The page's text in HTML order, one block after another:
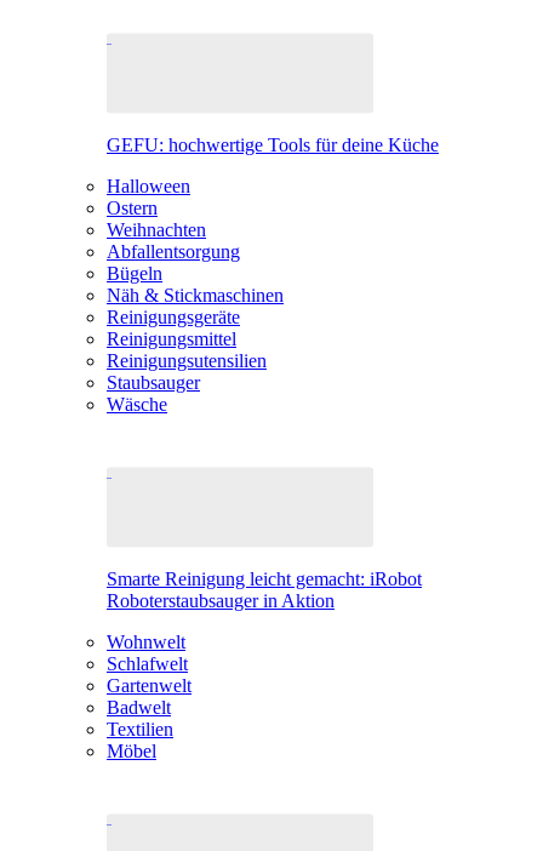
GEFU: hochwertige Tools für deine Küche
Halloween
Ostern
Weihnachten
Abfallentsorgung
Bügeln
Näh & Stickmaschinen
Reinigungsgeräte
Reinigungsmittel
Reinigungsutensilien
Staubsauger
Wäsche
Smarte Reinigung leicht gemacht: iRobot
Roboterstaubsauger in Aktion
Wohnwelt
Schlafwelt
Gartenwelt
Badwelt
Textilien
Möbel